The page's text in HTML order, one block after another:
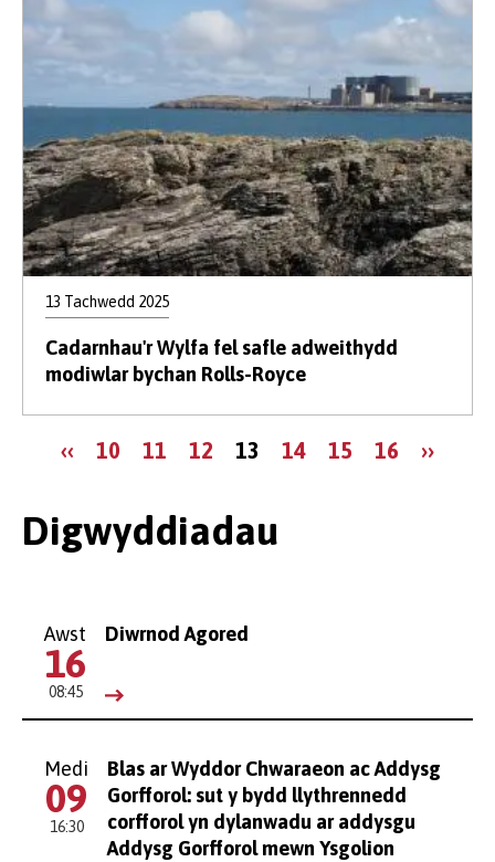
13 Tachwedd 2025
Cadarnhau'r Wylfa fel safle adweithydd
modiwlar bychan Rolls-Royce
Tudaleniad
Tudalen
‹‹ Page
10 Page
11 Page
12
Tudalen
13 Page
14 Page
15 Page
16 ››
Digwyddiadau
Awst
16
08:45
Diwrnod Agored
Medi
09
16:30
Blas ar Wyddor Chwaraeon ac Addysg
Gorfforol: sut y bydd llythrennedd
corfforol yn dylanwadu ar addysgu
Addysg Gorfforol mewn Ysgolion